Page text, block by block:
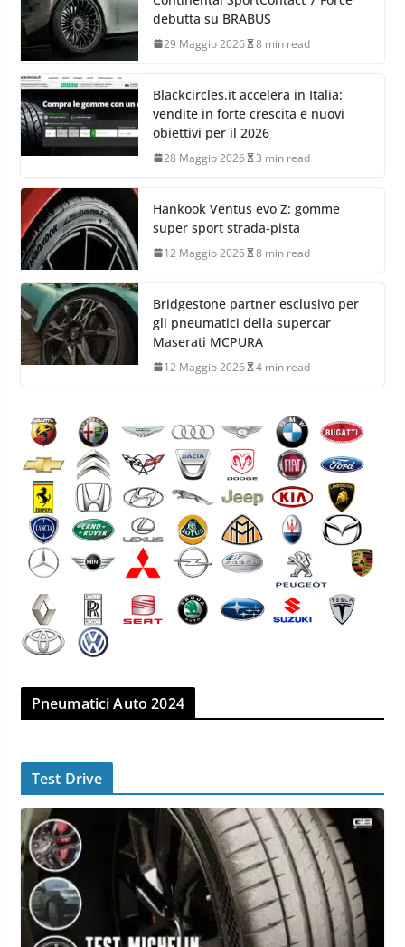
debutta su BRABUS
29 Maggio 2026 8 min read
Blackcircles.it accelera in Italia:
vendite in forte crescita e nuovi
obiettivi per il 2026
28 Maggio 2026 3 min read
Hankook Ventus evo Z: gomme
super sport strada-pista
12 Maggio 2026 8 min read
Bridgestone partner esclusivo per
gli pneumatici della supercar
Maserati MCPURA
12 Maggio 2026 4 min read
Pneumatici Auto 2024
Test Drive